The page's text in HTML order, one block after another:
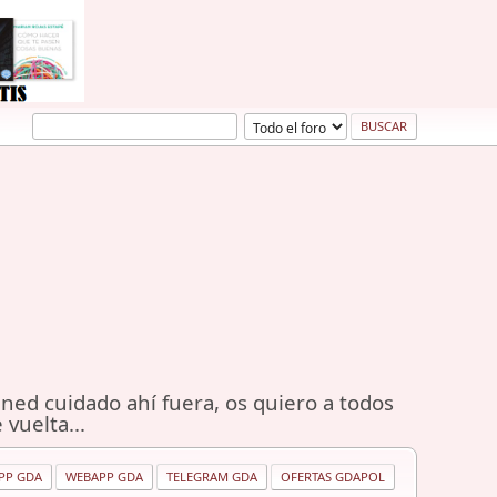
cuidado ahí fuera, os quiero a todos
vuelta...
GDA WEBAPP GDA TELEGRAM GDA OFERTAS GDAPOL